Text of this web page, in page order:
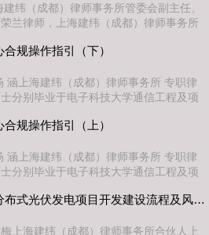
纬（成都）律师事务所管委会副主任、
兰律师，上海建纬（成都）律师事务所
防工程师资格，是钦州仲裁委员会和遂
仲
规操作指引（下）
涵上海建纬（成都）律师事务所 专职律
分别毕业于电子科技大学通信工程及项
西南政法大学攻读法学硕士学位，具备
规操作指引（上）
涵上海建纬（成都）律师事务所 专职律
分别毕业于电子科技大学通信工程及项
西南政法大学攻读法学硕士学位，具备浅谈屋顶分布式光伏发电项目开发建设流程及风险应对
上海建纬（成都）律师事务所合伙人上